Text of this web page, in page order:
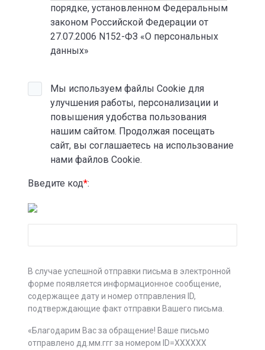
порядке, установленном Федеральным
законом Российской Федерации от
27.07.2006 N152-ФЗ «О персональных
данных»
Мы используем файлы Cookie для
улучшения работы, персонализации и
повышения удобства пользования
нашим сайтом. Продолжая посещать
сайт, вы соглашаетесь на использование
нами файлов Cookie.
Введите код*:
В случае успешной отправки письма в электронной
форме появляется информационное сообщение,
содержащее дату и номер отправления ID,
подтверждающие факт отправки Вашего письма.
«Благодарим Вас за обращение! Ваше письмо
отправлено дд.мм.ггг за номером ID=XXXXXX